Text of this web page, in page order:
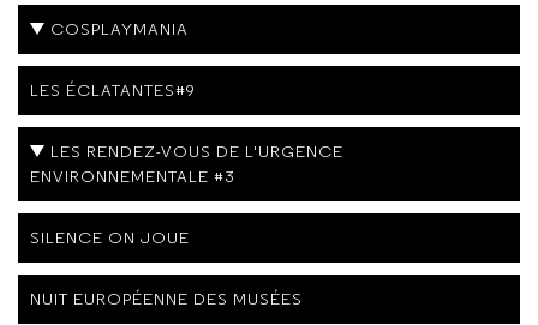
COSPLAYMANIA
LES ÉCLATANTES#9
LES RENDEZ-VOUS DE L'URGENCE
ENVIRONNEMENTALE #3
SILENCE ON JOUE
NUIT EUROPÉENNE DES MUSÉES